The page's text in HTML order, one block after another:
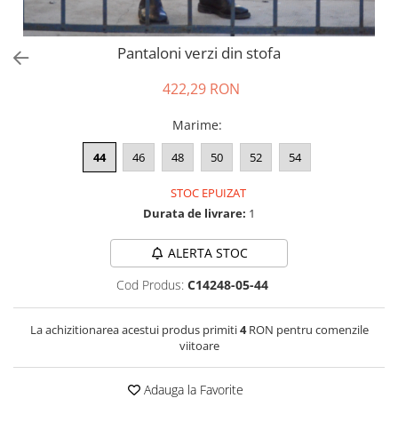
Pantaloni verzi din stofa
422,29 RON
Marime:
44 46 48 50 52 54
STOC EPUIZAT
Durata de livrare: 1
ALERTA STOC
Cod Produs: C14248-05-44
La achizitionarea acestui produs primiti4RON pentru comenzile
viitoare
Adauga la Favorite